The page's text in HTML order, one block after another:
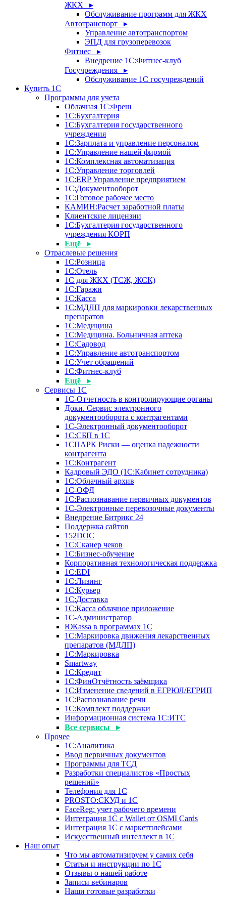
ЖКХ ▸
Обслуживание программ для ЖКХ
Автотранспорт ▸
Управление автотранспортом
ЭПД для грузоперевозок
Фитнес ▸
Внедрение 1С:Фитнес-клуб
Госучреждения ▸
Обслуживание 1С госучреждений
Купить 1С
Программы для учета
Облачная 1С:Фреш
1С:Бухгалтерия
1С:Бухгалтерия государственного
учреждения
1С:Зарплата и управление персоналом
1С:Управление нашей фирмой
1С:Комплексная автоматизация
1С:Управление торговлей
1С:ERP Управление предприятием
1С:Документооборот
1C:Готовое рабочее место
КАМИН:Расчет заработной платы
Клиентские лицензии
1С:Бухгалтерия государственного
учреждения КОРП
Ещё ▸
Отраслевые решения
1С:Розница
1С:Отель
1С для ЖКХ (ТСЖ, ЖСК)
1С:Гаражи
1С:Касса
1С:МДЛП для маркировки лекарственных
препаратов
1С:Медицина
1С:Медицина. Больничная аптека
1С:Садовод
1С:Управление автотранспортом
1С:Учет обращений
1С:Фитнес-клуб
Ещё ▸
Сервисы 1С
1С-Отчетность в контролирующие органы
Доки. Сервис электронного
документооборота с контрагентами
1С-Электронный документооборот
1С:СБП в 1С
1СПАРК Риски — оценка надежности
контрагента
1С:Контрагент
Кадровый ЭДО (1С:Кабинет сотрудника)
1С:Облачный архив
1С-ОФД
1С:Распознавание первичных документов
1С-Электронные перевозочные документы
Внедрение Битрикс 24
Поддержка сайтов
152DOC
1С:Сканер чеков
1С:Бизнес-обучение
Корпоративная технологическая поддержка
1С:ЕDI
1С:Лизинг
1С:Курьер
1С:Доставка
1С:Касса облачное приложение
1С-Администратор
ЮКаssа в программах 1С
1С:Маркировка движения лекарственных
препаратов (МДЛП)
1С:Маркировка
Smartway
1С:Кредит
1С:ФинОтчётность заёмщика
1С:Изменение сведений в ЕГРЮЛ/ЕГРИП
1С:Распознавание речи
1С:Комплект поддержки
Информационная система 1С:ИТС
Все сервисы ▸
Прочее
1С:Аналитика
Ввод первичных документов
Программы для ТСД
Разработки специалистов «Простых
решений»
Телефония для 1С
PROSTO:СКУД и 1С
FaceReg: учет рабочего времени
Интеграция 1С с Wallet от OSMI Cards
Интеграция 1С с маркетплейсами
Искусственный интеллект в 1С
Наш опыт
Что мы автоматизируем у самих себя
Статьи и инструкции по 1С
Отзывы о нашей работе
Записи вебинаров
Наши готовые разработки